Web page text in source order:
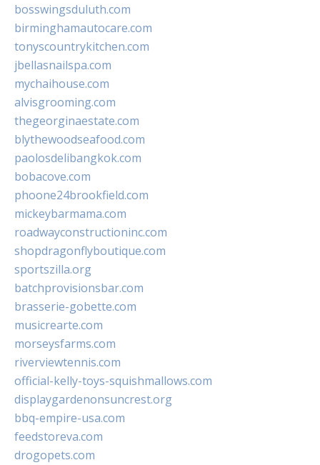
bosswingsduluth.com
birminghamautocare.com
tonyscountrykitchen.com
jbellasnailspa.com
mychaihouse.com
alvisgrooming.com
thegeorginaestate.com
blythewoodseafood.com
paolosdelibangkok.com
bobacove.com
phoone24brookfield.com
mickeybarmama.com
roadwayconstructioninc.com
shopdragonflyboutique.com
sportszilla.org
batchprovisionsbar.com
brasserie-gobette.com
musicrearte.com
morseysfarms.com
riverviewtennis.com
official-kelly-toys-squishmallows.com
displaygardenonsuncrest.org
bbq-empire-usa.com
feedstoreva.com
drogopets.com